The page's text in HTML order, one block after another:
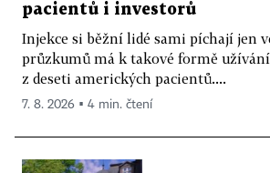
pacientů i investorů
Injekce si běžní lidé sami píchají jen
průzkumů má k takové formě
z deseti amerických pacientů....
7. 8. 2026 ▪ 4 min. čtení